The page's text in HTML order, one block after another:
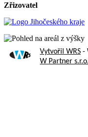
Zřizovatel
Vytvořil WRS -
W Partner s.r.o.